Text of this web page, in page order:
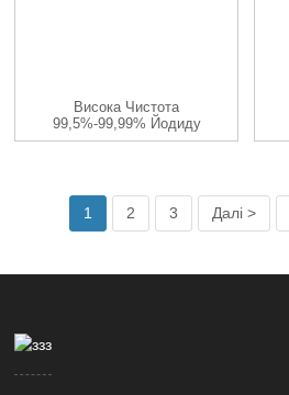
Висока Чистота
99,5%-99,99% Йодиду
Гольмію HoI3 CA...
1 2 3 Далі >